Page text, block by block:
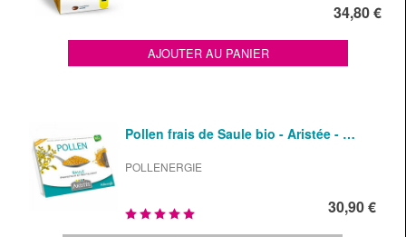
34,80 €
AJOUTER AU PANIER
Pollen frais de Saule bio - Aristée - …
POLLENERGIE
30,90 €